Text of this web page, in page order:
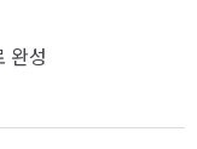
완성